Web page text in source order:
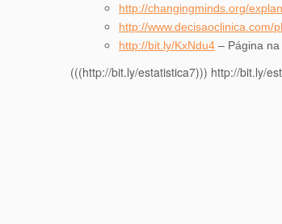
http://changingminds.org/
http://www.decisaoclinica.com/
http://bit.ly/KxNdu4 – Página
(((http://bit.ly/estatistica7))) http://bit.ly/